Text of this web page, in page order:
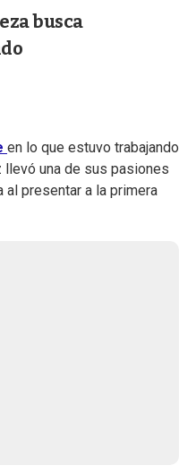
busca
en lo que estuvo trabajando
una de sus pasiones
presentar a la primera